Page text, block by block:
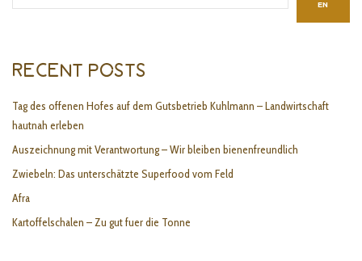
EN
RECENT POSTS
Tag des offenen Hofes auf dem Gutsbetrieb Kuhlmann – Landwirtschaft
hautnah erleben
Auszeichnung mit Verantwortung – Wir bleiben bienenfreundlich
Zwiebeln: Das unterschätzte Superfood vom Feld
Afra
Kartoffelschalen – Zu gut fuer die Tonne